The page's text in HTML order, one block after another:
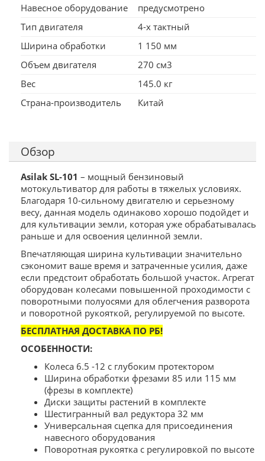
Навесное оборудование
предусмотрено
Тип двигателя
4-х тактный
Ширина обработки
1 150 мм
Объем двигателя
270 см3
Вес
145.0 кг
Страна-производитель
Китай
Обзор
Asilak SL-101 – мощный бензиновый
мотокультиватор для работы в тяжелых условиях.
Благодаря 10-сильному двигателю и серьезному
весу, данная модель одинаково хорошо подойдет и
для культивации земли, которая уже обрабатывалась
раньше и для освоения целинной земли.
Впечатляющая ширина культивации значительно
сэкономит ваше время и затраченные усилия, даже
если предстоит обработать большой участок. Агрегат
оборудован колесами повышенной проходимости с
поворотными полуосями для облегчения разворота
и поворотной рукояткой, регулируемой по высоте.
БЕСПЛАТНАЯ ДОСТАВКА ПО РБ!
ОСОБЕННОСТИ:
Колеса 6.5 -12 с глубоким протектором
Ширина обработки фрезами 85 или 115 мм
(фрезы в комплекте)
Диски защиты растений в комплекте
Шестигранный вал редуктора 32 мм
Универсальная сцепка для присоединения
навесного оборудования
Поворотная рукоятка с регулировкой по высоте